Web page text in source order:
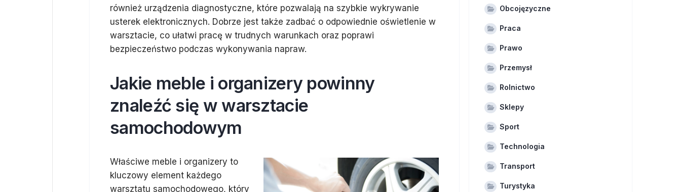
również urządzenia diagnostyczne, które pozwalają na szybkie wykrywanie
usterek elektronicznych. Dobrze jest także zadbać o odpowiednie oświetlenie w
warsztacie, co ułatwi pracę w trudnych warunkach oraz poprawi
bezpieczeństwo podczas wykonywania napraw.
Jakie meble i organizery powinny
znaleźć się w warsztacie
samochodowym
Właściwe meble i organizery to
kluczowy element każdego
warsztatu samochodowego, który
Obcojęzyczne
Praca
Prawo
Przemysł
Rolnictwo
Sklepy
Sport
Technologia
Transport
Turystyka